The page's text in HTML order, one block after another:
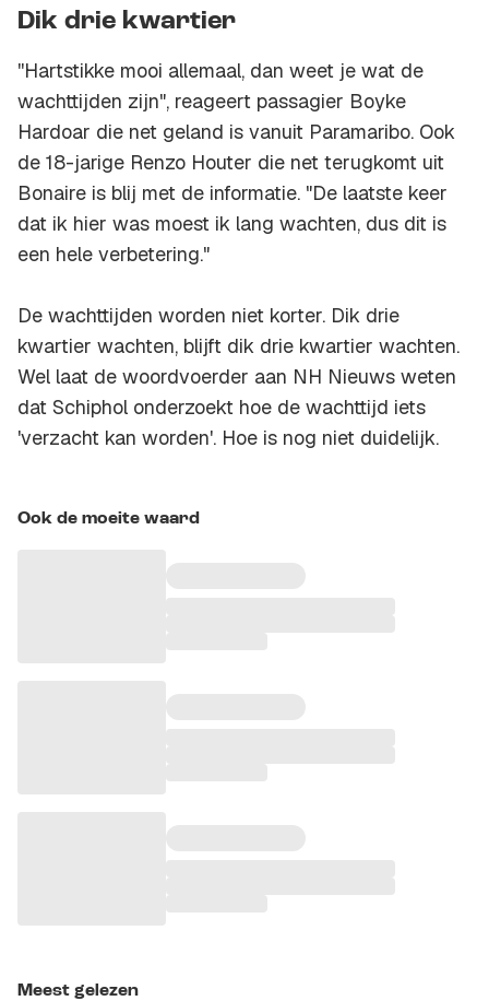
Dik drie kwartier
''Hartstikke mooi allemaal, dan weet je wat de
wachttijden zijn", reageert passagier Boyke
Hardoar die net geland is vanuit Paramaribo. Ook
de 18-jarige Renzo Houter die net terugkomt uit
Bonaire is blij met de informatie. "De laatste keer
dat ik hier was moest ik lang wachten, dus dit is
een hele verbetering."
De wachttijden worden niet korter. Dik drie
kwartier wachten, blijft dik drie kwartier wachten.
Wel laat de woordvoerder aan NH Nieuws weten
dat Schiphol onderzoekt hoe de wachttijd iets
'verzacht kan worden'. Hoe is nog niet duidelijk.
Ook de moeite waard
Meest gelezen